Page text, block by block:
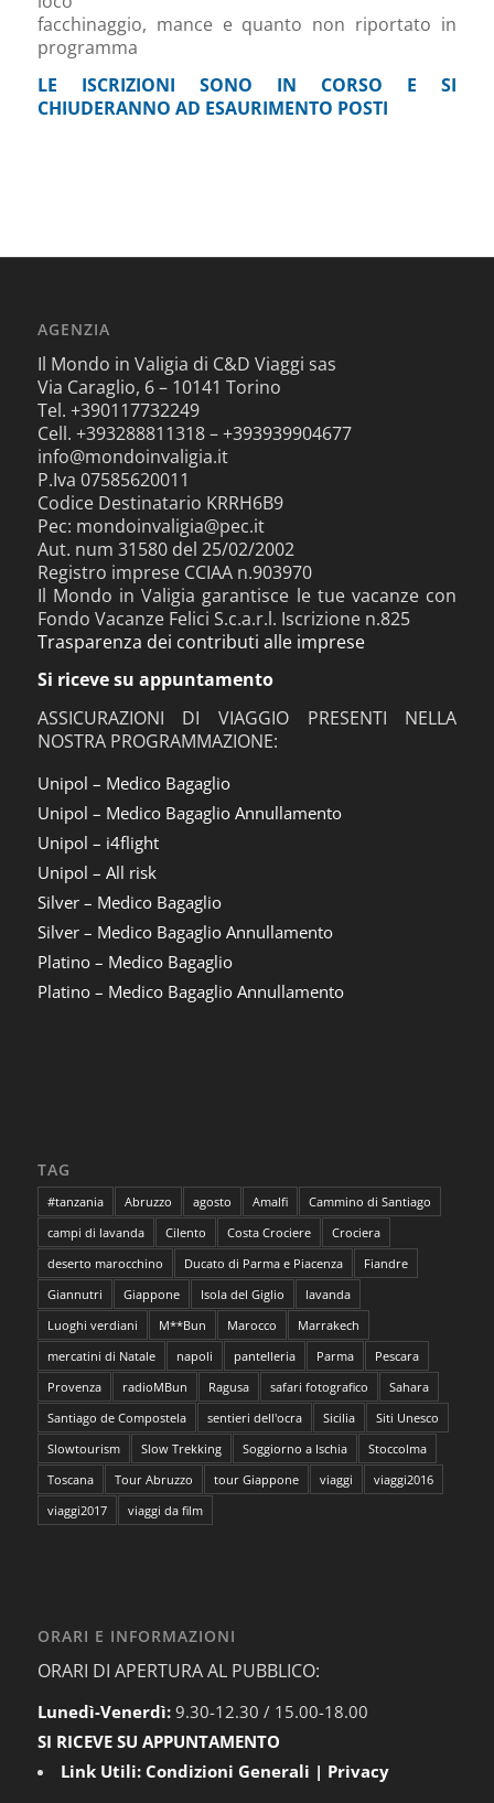
facchinaggio, mance e quanto non riportato in
programma
LE ISCRIZIONI SONO IN CORSO E SI
CHIUDERANNO AD ESAURIMENTO POSTI
AGENZIA
Il Mondo in Valigia di C&D Viaggi sas
Via Caraglio, 6 – 10141 Torino
Tel. +390117732249
Cell. +393288811318 – +393939904677
info@mondoinvaligia.it
P.Iva 07585620011
Codice Destinatario KRRH6B9
Pec: mondoinvaligia@pec.it
Aut. num 31580 del 25/02/2002
Registro imprese CCIAA n.903970
Il Mondo in Valigia garantisce le tue vacanze con
Fondo Vacanze Felici S.c.a.r.l. Iscrizione n.825
Trasparenza dei contributi alle imprese
Si riceve su appuntamento
ASSICURAZIONI DI VIAGGIO PRESENTI NELLA
NOSTRA PROGRAMMAZIONE:
Unipol – Medico Bagaglio
Unipol – Medico Bagaglio Annullamento
Unipol – i4flight
Unipol – All risk
Silver – Medico Bagaglio
Silver – Medico Bagaglio Annullamento
Platino – Medico Bagaglio
Platino – Medico Bagaglio Annullamento
TAG
#tanzania Abruzzo agosto Amalfi
Cammino di Santiago
campi di lavanda
Cilento Costa Crociere
Crociera
deserto marocchino
Ducato di Parma e Piacenza
Fiandre
Giannutri
Giappone Isola del Giglio
lavanda
Luoghi verdiani
M**Bun Marocco
Marrakech
mercatini di Natale
napoli pantelleria Parma
Pescara
Provenza
radioMBun Ragusa safari fotografico
Sahara
Santiago de Compostela
sentieri dell'ocra Sicilia
Siti Unesco
Slowtourism
Slow Trekking Soggiorno a Ischia
Stoccolma
Toscana
Tour Abruzzo tour Giappone viaggi
viaggi2016
viaggi2017
viaggi da film
ORARI E INFORMAZIONI
ORARI DI APERTURA AL PUBBLICO:
Lunedì-Venerdì: 9.30-12.30 / 15.00-18.00
SI RICEVE SU APPUNTAMENTO
Link Utili: Condizioni Generali | Privacy